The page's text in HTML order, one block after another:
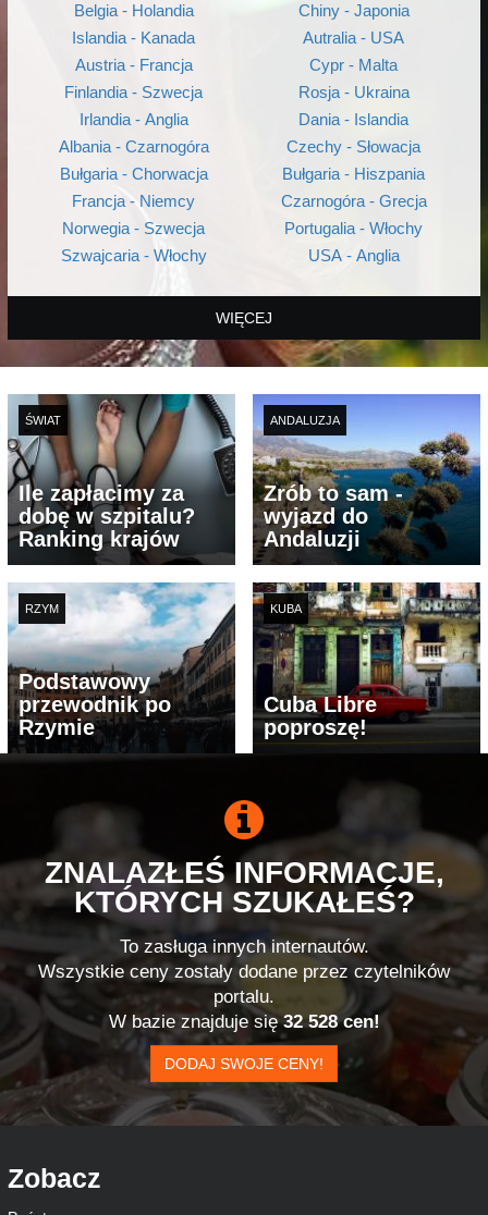
Belgia - Holandia
Islandia - Kanada
Austria - Francja
Finlandia - Szwecja
Irlandia - Anglia
Albania - Czarnogóra
Bułgaria - Chorwacja
Francja - Niemcy
Norwegia - Szwecja
Szwajcaria - Włochy
Chiny - Japonia
Autralia - USA
Cypr - Malta
Rosja - Ukraina
Dania - Islandia
Czechy - Słowacja
Bułgaria - Hiszpania
Czarnogóra - Grecja
Portugalia - Włochy
USA - Anglia
WIĘCEJ
ŚWIAT
Ile zapłacimy za
dobę w szpitalu?
Ranking krajów
ANDALUZJA
Zrób to sam -
wyjazd do
Andaluzji
RZYM
Podstawowy
przewodnik po
Rzymie
KUBA
Cuba Libre
poproszę!
ZNALAZŁEŚ INFORMACJE,
KTÓRYCH SZUKAŁEŚ?
To zasługa innych internautów.
Wszystkie ceny zostały dodane przez czytelników
portalu.
W bazie znajduje się32 528 cen!
DODAJ SWOJE CENY!
Zobacz